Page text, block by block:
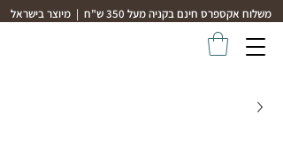
משלוח אקספרס חינם בקניה מעל 350 ש"ח | מיוצר בישראל